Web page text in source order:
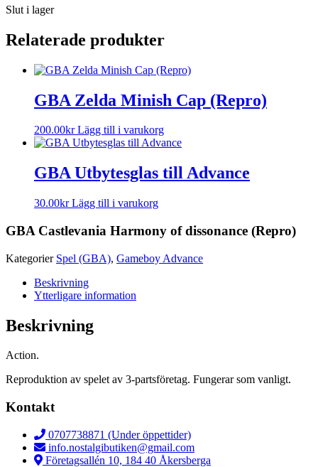
Slut i lager
Relaterade produkter
GBA Zelda Minish Cap (Repro)
200.00kr Lägg till i varukorg
GBA Utbytesglas till Advance
30.00kr Lägg till i varukorg
GBA Castlevania Harmony of dissonance (Repro)
Kategorier Spel (GBA), Gameboy Advance
Beskrivning
Ytterligare information
Beskrivning
Action.
Reproduktion av spelet av 3-partsföretag. Fungerar som vanligt.
Kontakt
0707738871 (Under öppettider)
info.nostalgibutiken@gmail.com
Företagsallén 10, 184 40 Åkersberga